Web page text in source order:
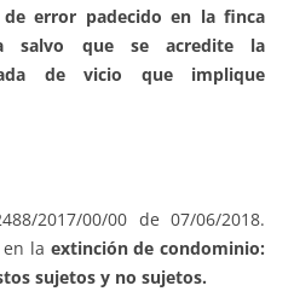
de error padecido en la finca
salvo que se acredite la
de vicio que implique
2017/00/00 de 07/06/2018.
la extinción de condominio:
sujetos y no sujetos.